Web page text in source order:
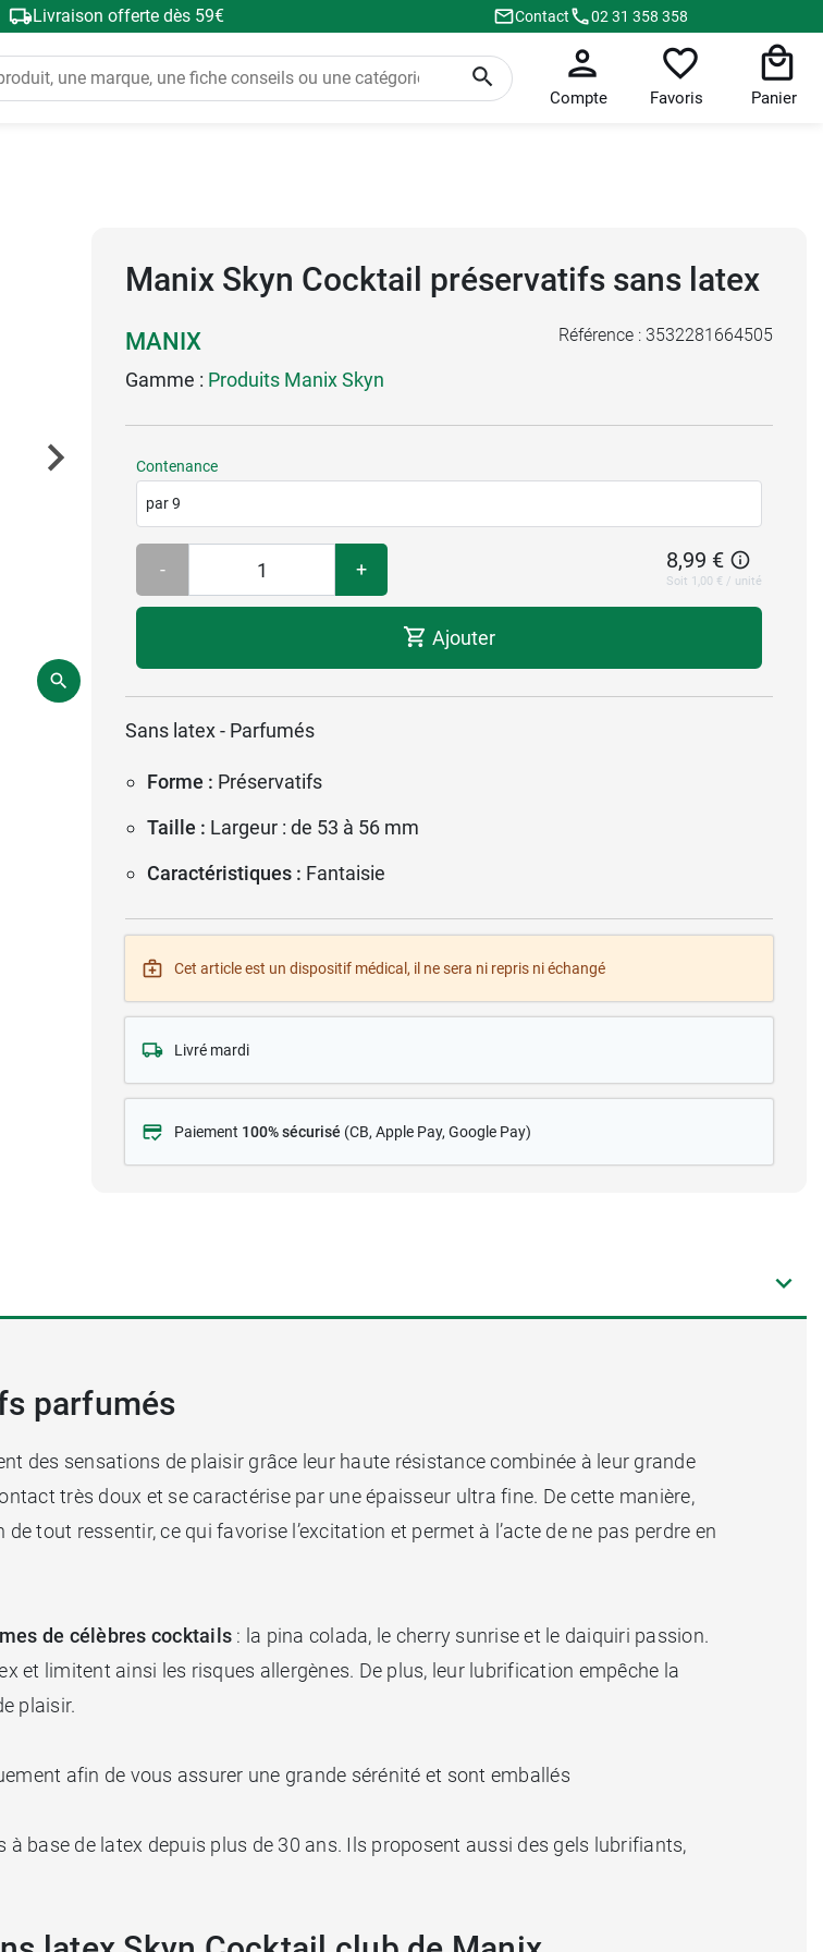
Livraison offerte dès 59€ Contact 02 31 358 358
Compte Favoris Panier
Manix Skyn Cocktail préservatifs sans latex
MANIX
Gamme : Produits Manix Skyn
Référence : 3532281664505
Contenance
par 9
- + 8,99 €
Soit 1,00 € / unité
Ajouter
Sans latex - Parfumés
Forme : Préservatifs
Taille : Largeur : de 53 à 56 mm
Caractéristiques : Fantaisie
Cet article est un dispositif médical, il ne sera ni repris ni échangé
Livré mardi
Paiement 100% sécurisé (CB, Apple Pay, Google Pay)
parfumés
des sensations de plaisir grâce leur haute résistance combinée à leur grande
très doux et se caractérise par une épaisseur ultra fine. De cette manière,
tout ressentir, ce qui favorise l’excitation et permet à l’acte de ne pas perdre en
de célèbres cocktails : la pina colada, le cherry sunrise et le daiquiri passion.
et limitent ainsi les risques allergènes. De plus, leur lubrification empêche la
plaisir.
afin de vous assurer une grande sérénité et sont emballés
base de latex depuis plus de 30 ans. Ils proposent aussi des gels lubrifiants,